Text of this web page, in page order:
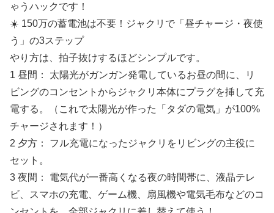
ゃうハックです！
☀️ 150万の蓄電池は不要！ジャクリで「昼チャージ・夜使
う」の3ステップ
やり方は、拍子抜けするほどシンプルです。
1 昼間： 太陽光がガンガン発電しているお昼の間に、リ
ビングのコンセントからジャクリ本体にプラグを挿して充
電する。（これで太陽光が作った「タダの電気」が100%
チャージされます！）
2 夕方： フル充電になったジャクリをリビングの主役に
セット。
3 夜間： 電気代が一番高くなる夜の時間帯に、液晶テレ
ビ、スマホの充電、ゲーム機、扇風機や電気毛布などのコ